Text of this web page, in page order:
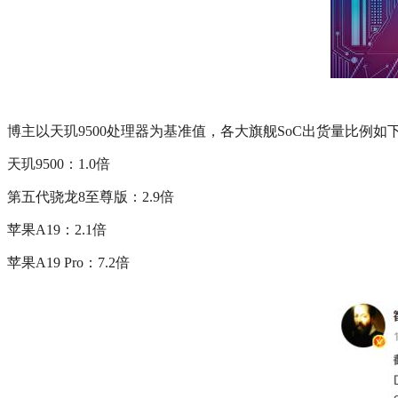
博主以天玑9500处理器为基准值，各大旗舰SoC出货量比例如
天玑9500：1.0倍
第五代骁龙8至尊版：2.9倍
苹果A19：2.1倍
苹果A19 Pro：7.2倍